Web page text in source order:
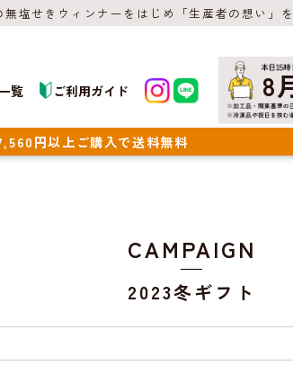
塩せきウィンナーをはじめ「生産者の想い」
覧 ご利用ガイド 8
円以上ご購入で送料無料
CAMPAIGN
2023冬ギフト